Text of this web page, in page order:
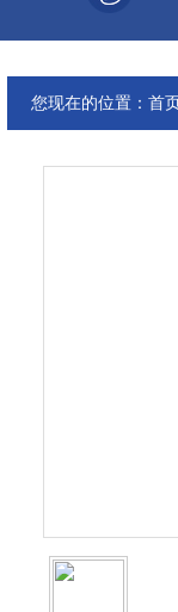
您现在的位置： 首